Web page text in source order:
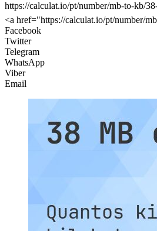
https://calculat.io/pt/number/mb-to-kb/
<a href="https://calculat.io/pt/number/
Facebook
Twitter
Telegram
WhatsApp
Viber
Email